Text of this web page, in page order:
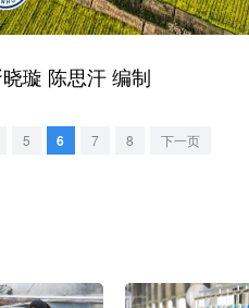
璇 陈思汗 编制
5 6 7 8 下一页